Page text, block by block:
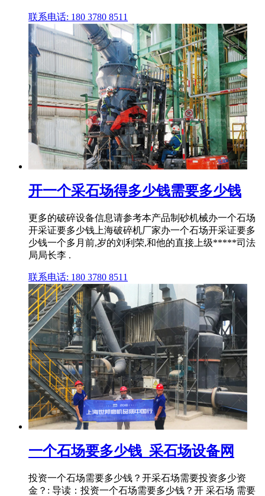
联系电话: 180 3780 8511
开一个采石场得多少钱需要多少钱
更多的破碎设备信息请参考本产品制砂机械办一个石场
开采证要多少钱上海破碎机厂家办一个石场开采证要多
少钱一个多月前,岁的刘利荣,和他的直接上级*****司法
局局长李 .
联系电话: 180 3780 8511
一个石场要多少钱_采石场设备网
投资一个石场需要多少钱？开采石场需要投资多少资
金？: 导读：投资一个石场需要多少钱？开 采石场 需要